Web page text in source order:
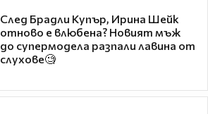
След Брадли Купър, Ирина Шейк
отново е влюбена? Новият мъж
до супермодела разпали лавина от
слухове🧐